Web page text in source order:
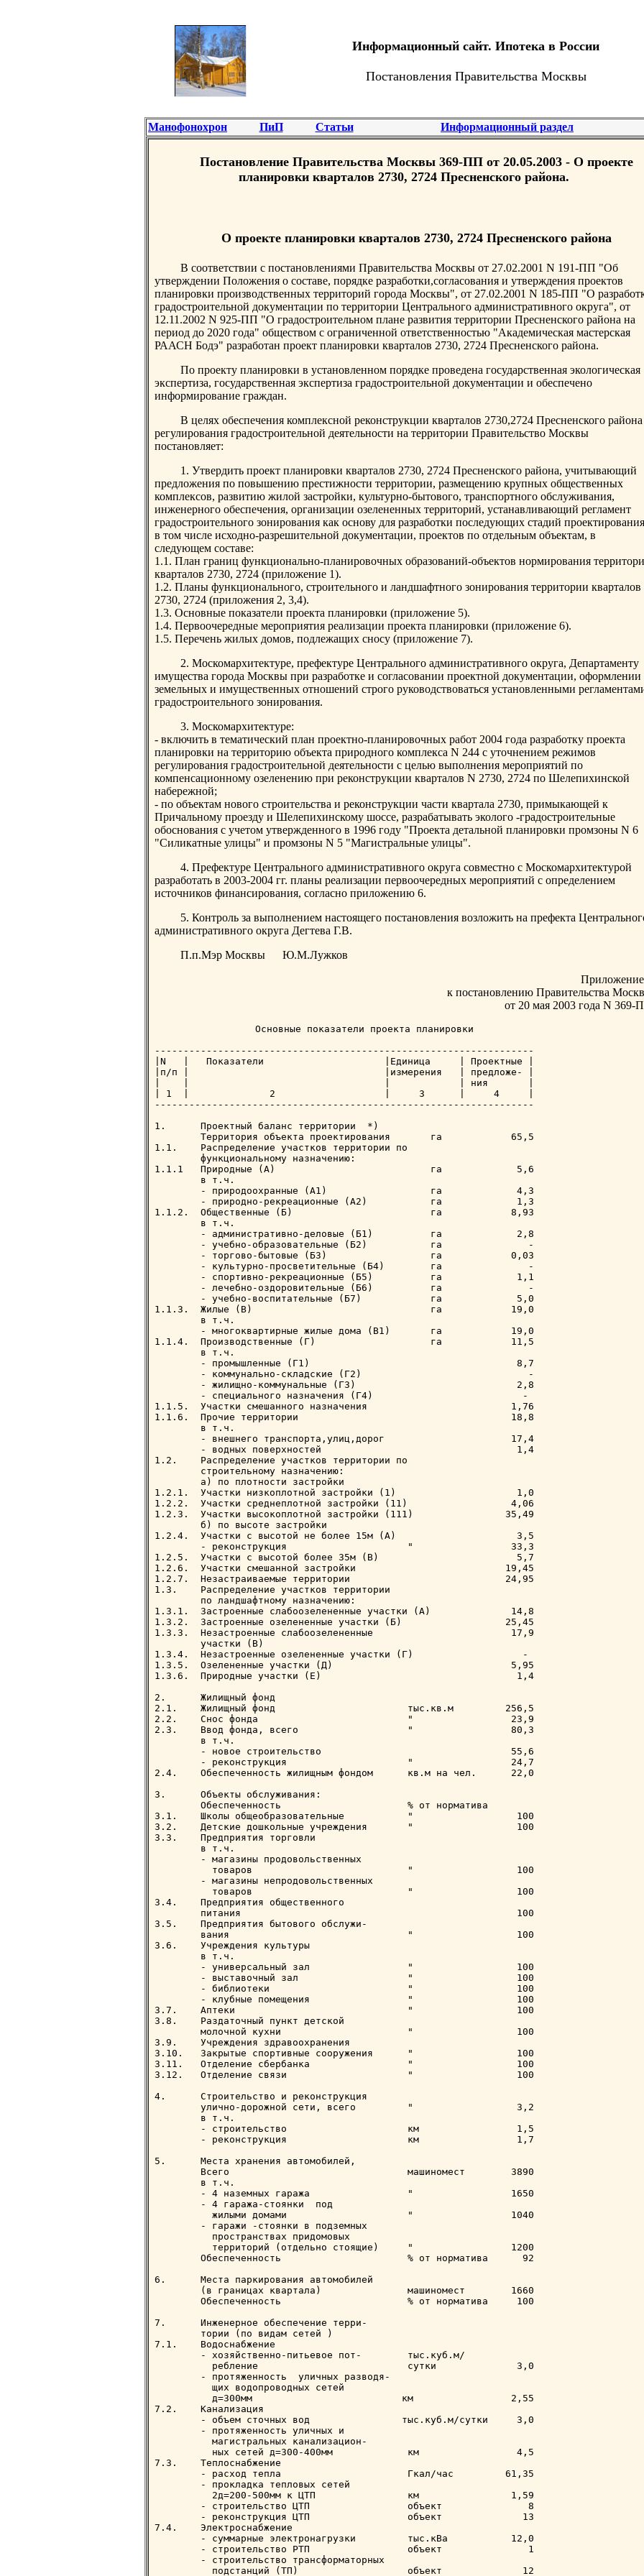
Информационный сайт. Ипотека в России
Постановления Правительства Москвы
Манофонохрон ПиП Статьи Информационный раздел
Постановление Правительства Москвы 369-ПП от 20.05.2003 - О проекте
планировки кварталов 2730, 2724 Пресненского района.
О проекте планировки кварталов 2730, 2724 Пресненского района
В соответствии с постановлениями Правительства Москвы от 27.02.2001 N 191-ПП "Об
утверждении Положения о составе, порядке разработки,согласования и утверждения проектов
планировки производственных территорий города Москвы", от 27.02.2001 N 185-ПП "О
градостроительной документации по территории Центрального административного округа", от
12.11.2002 N 925-ПП "О градостроительном плане развития территории Пресненского района на
период до 2020 года" обществом с ограниченной ответственностью "Академическая мастерская
РААСН Бодэ" разработан проект планировки кварталов 2730, 2724 Пресненского района.
По проекту планировки в установленном порядке проведена государственная экологическая
экспертиза, государственная экспертиза градостроительной документации и обеспечено
информирование граждан.
В целях обеспечения комплексной реконструкции кварталов 2730,2724 Пресненского
регулирования градостроительной деятельности на территории Правительство Москвы
постановляет:
1. Утвердить проект планировки кварталов 2730, 2724 Пресненского района, учитывающий
предложения по повышению престижности территории, размещению крупных общественных
комплексов, развитию жилой застройки, культурно-бытового, транспортного обслуживания,
инженерного обеспечения, организации озелененных территорий, устанавливающий регламент
градостроительного зонирования как основу для разработки последующих стадий
в том числе исходно-разрешительной документации, проектов по отдельным объектам, в
следующем составе:
1.1. План границ функционально-планировочных образований-объектов нормирования
кварталов 2730, 2724 (приложение 1).
1.2. Планы функционального, строительного и ландшафтного зонирования территории кварталов
2730, 2724 (приложения 2, 3,4).
1.3. Основные показатели проекта планировки (приложение 5).
1.4. Первоочередные мероприятия реализации проекта планировки (приложение 6).
1.5. Перечень жилых домов, подлежащих сносу (приложение 7).
2. Москомархитектуре, префектуре Центрального административного округа, Департаменту
имущества города Москвы при разработке и согласовании проектной документации, оформлении
земельных и имущественных отношений строго руководствоваться установленными
градостроительного зонирования.
3. Москомархитектуре:
- включить в тематический план проектно-планировочных работ 2004 года разработку проекта
планировки на территорию объекта природного комплекса N 244 с уточнением режимов
регулирования градостроительной деятельности с целью выполнения мероприятий по
компенсационному озеленению при реконструкции кварталов N 2730, 2724 по Шелепихинской
набережной;
- по объектам нового строительства и реконструкции части квартала 2730, примыкающей к
Причальному проезду и Шелепихинскому шоссе, разрабатывать эколого -градостроительные
обоснования с учетом утвержденного в 1996 году "Проекта детальной планировки промзоны N 6
"Силикатные улицы" и промзоны N 5 "Магистральные улицы".
4. Префектуре Центрального административного округа совместно с Москомархитектурой
разработать в 2003-2004 гг. планы реализации первоочередных мероприятий с определением
источников финансирования, согласно приложению 6.
5. Контроль за выполнением настоящего постановления возложить на префекта
административного округа Дегтева Г.В.
П.п.Мэр Москвы Ю.М.Лужков
к постановлению Правительства
от 20 мая 2003 года N 369-
             Основные показатели проекта планировки
------------------------------------------------------------------
|N   |   Показатели                     |Единица     | Проектные |
|п/п |                                  |измерения   | предложе- |
|    |                                  |            | ния       |
| 1  |              2                   |     3      |     4     |
------------------------------------------------------------------
1.      Проектный баланс территории  *)
        Территория объекта проектирования       га            65,5
1.1.    Распределение участков территории по
        функциональному назначению:
1.1.1   Природные (А)                           га             5,6
        в т.ч.
        - природоохранные (А1)                  га             4,3
        - природно-рекреационные (А2)           га             1,3
1.1.2.  Общественные (Б)                        га            8,93
        в т.ч.
        - административно-деловые (Б1)          га             2,8
        - учебно-образовательные (Б2)           га               -
        - торгово-бытовые (Б3)                  га            0,03
        - культурно-просветительные (Б4)        га               -
        - спортивно-рекреационные (Б5)          га             1,1
        - лечебно-оздоровительные (Б6)          га               -
        - учебно-воспитательные (Б7)            га             5,0
1.1.3.  Жилые (В)                               га            19,0
        в т.ч.
        - многоквартирные жилые дома (В1)       га            19,0
1.1.4.  Производственные (Г)                    га            11,5
        в т.ч.
        - промышленные (Г1)                                    8,7
        - коммунально-складские (Г2)                             -
        - жилищно-коммунальные (Г3)                            2,8
        - специального назначения (Г4)                          -
1.1.5.  Участки смешанного назначения                         1,76
1.1.6.  Прочие территории                                     18,8
        в т.ч.
        - внешнего транспорта,улиц,дорог                      17,4
        - водных поверхностей                                  1,4
1.2.    Распределение участков территории по
        строительному назначению:
        а) по плотности застройки
1.2.1.  Участки низкоплотной застройки (1)                     1,0
1.2.2.  Участки среднеплотной застройки (11)                  4,06
1.2.3.  Участки высокоплотной застройки (111)                35,49
        б) по высоте застройки
1.2.4.  Участки с высотой не более 15м (А)                     3,5
        - реконструкция                     "                 33,3
1.2.5.  Участки с высотой более 35м (В)                        5,7
1.2.6.  Участки смешанной застройки                          19,45
1.2.7.  Незастраиваемые территории                           24,95
1.3.    Распределение участков территории
        по ландшафтному назначению:
1.3.1.  Застроенные слабоозелененные участки (А)              14,8
1.3.2.  Застроенные озелененные участки (Б)                  25,45
1.3.3.  Незастроенные слабоозелененные                        17,9
        участки (В)
1.3.4.  Незастроенные озелененные участки (Г)                   -
1.3.5.  Озелененные участки (Д)                               5,95
1.3.6.  Природные участки (Е)                                  1,4
2.      Жилищный фонд
2.1.    Жилищный фонд                       тыс.кв.м         256,5
2.2.    Снос фонда                          "                 23,9
2.3.    Ввод фонда, всего                   "                 80,3
        в т.ч.
        - новое строительство                                 55,6
        - реконструкция                     "                 24,7
2.4.    Обеспеченность жилищным фондом      кв.м на чел.      22,0
3.      Объекты обслуживания:
        Обеспеченность                      % от норматива
3.1.    Школы общеобразовательные           "                  100
3.2.    Детские дошкольные учреждения       "                  100
3.3.    Предприятия торговли
        в т.ч.
        - магазины продовольственных
          товаров                           "                  100
        - магазины непродовольственных
          товаров                           "                  100
3.4.    Предприятия общественного
        питания                                                100
3.5.    Предприятия бытового обслужи-
        вания                               "                  100
3.6.    Учреждения культуры
        в т.ч.
        - универсальный зал                 "                  100
        - выставочный зал                   "                  100
        - библиотеки                        "                  100
        - клубные помещения                 "                  100
3.7.    Аптеки                              "                  100
3.8.    Раздаточный пункт детской
        молочной кухни                      "                  100
3.9.    Учреждения здравоохранения
3.10.   Закрытые спортивные сооружения      "                  100
3.11.   Отделение сбербанка                 "                  100
3.12.   Отделение связи                     "                  100
4.      Строительство и реконструкция
        улично-дорожной сети, всего         "                  3,2
        в т.ч.
        - строительство                     км                 1,5
        - реконструкция                     км                 1,7
5.      Места хранения автомобилей,
        Всего                               машиномест        3890
        в т.ч.
        - 4 наземных гаража                 "                 1650
        - 4 гаража-стоянки  под
          жилыми домами                     "                 1040
        - гаражи -стоянки в подземных
          пространствах придомовых
          территорий (отдельно стоящие)     "                 1200
        Обеспеченность                      % от норматива      92
6.      Места паркирования автомобилей
        (в границах квартала)               машиномест        1660
        Обеспеченность                      % от норматива     100
7.      Инженерное обеспечение терри-
        тории (по видам сетей )
7.1.    Водоснабжение
        - хозяйственно-питьевое пот-        тыс.куб.м/
          ребление                          сутки              3,0
        - протяженность  уличных разводя-
          щих водопроводных сетей
          д=300мм                          км                 2,55
7.2.    Канализация
        - объем сточных вод                тыс.куб.м/сутки     3,0
        - протяженность уличных и
          магистральных канализацион-
          ных сетей д=300-400мм             км                 4,5
7.3.    Теплоснабжение
        - расход тепла                      Гкал/час         61,35
        - прокладка тепловых сетей
          2д=200-500мм к ЦТП                км                1,59
        - строительство ЦТП                 объект               8
        - реконструкция ЦТП                 объект              13
7.4.    Электроснабжение
        - суммарные электронагрузки         тыс.кВа           12,0
        - строительство РТП                 объект               1
        - строительство трансформаторных
          подстанций (ТП)                   объект              12